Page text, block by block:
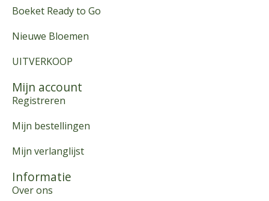
Boeket Ready to Go
Nieuwe Bloemen
UITVERKOOP
Mijn account
Registreren
Mijn bestellingen
Mijn verlanglijst
Informatie
Over ons